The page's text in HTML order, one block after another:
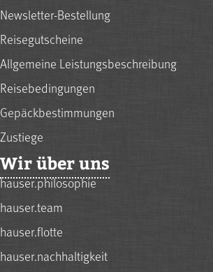
Newsletter-Bestellung
Reisegutscheine
Allgemeine Leistungsbeschreibung
Reisebedingungen
Gepäckbestimmungen
Zustiege
Wir über uns
hauser.philosophie
hauser.team
hauser.flotte
hauser.nachhaltigkeit